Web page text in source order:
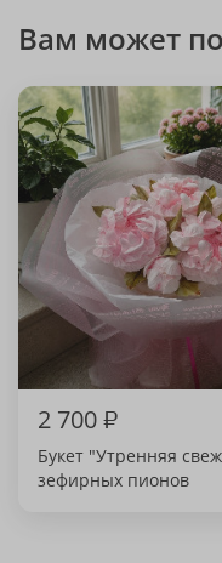
Вам может
2 700₽
Букет "Утренняя
зефирных пионов